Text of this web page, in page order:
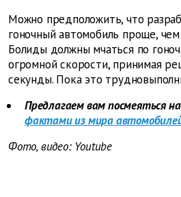
Можно предположить, что
гоночный автомобиль проще,
Болиды должны мчаться по
огромной скорости, принимая
секунды. Пока это
Предлагаем вам посмеяться
фактами из мира
Фото, видео: Youtube